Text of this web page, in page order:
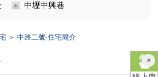
中壢中興巷
＞ 中路二號-住宅簡介
×關
閉